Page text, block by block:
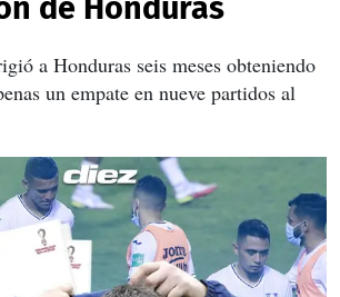
de Honduras
a Honduras seis meses obteniendo
un empate en nueve partidos al